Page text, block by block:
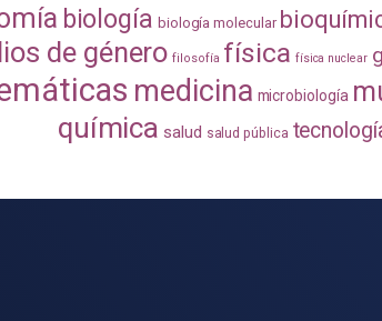
biología biología molecular
de género filosofía física física nuclear
medicina microbiología
química salud salud pública